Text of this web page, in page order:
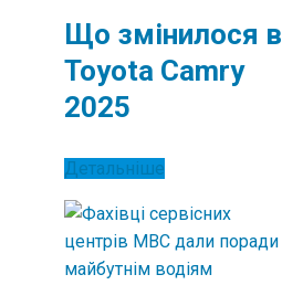
Що змінилося в
Toyota Camry
2025
Детальніше